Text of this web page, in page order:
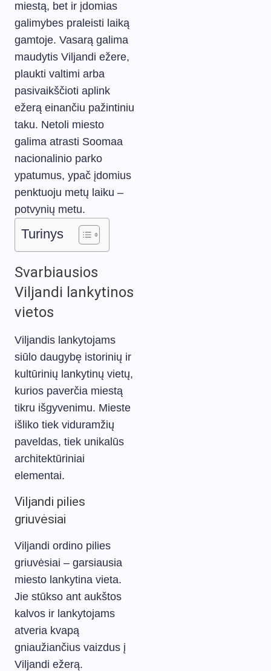
miestą, bet ir įdomias
galimybes praleisti laiką
gamtoje. Vasarą galima
maudytis Viljandi ežere,
plaukti valtimi arba
pasivaikščioti aplink
ežerą einančiu pažintiniu
taku. Netoli miesto
galima atrasti Soomaa
nacionalinio parko
ypatumus, ypač įdomius
penktuoju metų laiku –
potvynių metu.
Turinys
Svarbiausios
Viljandi lankytinos
vietos
Viljandis lankytojams
siūlo daugybę istorinių ir
kultūrinių lankytinų vietų,
kurios paverčia miestą
tikru išgyvenimu. Mieste
išliko tiek viduramžių
paveldas, tiek unikalūs
architektūriniai
elementai.
Viljandi pilies
griuvėsiai
Viljandi ordino pilies
griuvėsiai – garsiausia
miesto lankytina vieta.
Jie stūkso ant aukštos
kalvos ir lankytojams
atveria kvapą
gniaužiančius vaizdus į
Viljandi ežerą.